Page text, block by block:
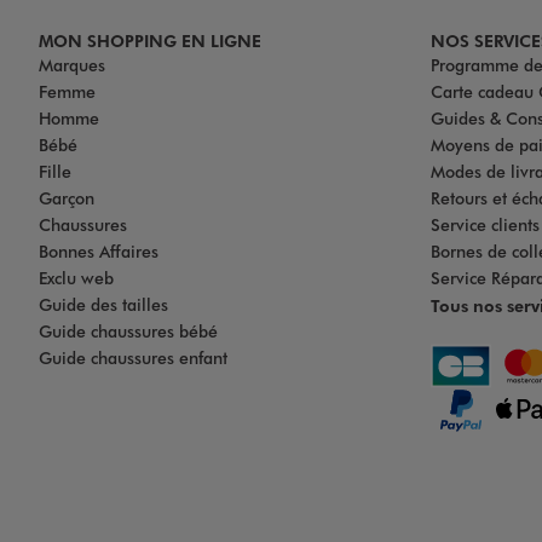
MON SHOPPING EN LIGNE
Marques
Femme
Homme
Bébé
Fille
Garçon
Chaussures
Bonnes Affaires
Exclu web
Guide des tailles
Guide chaussures bébé
Guide chaussures enfant
NOS
Programme
Carte cadeau
Guides &
Moyens de
Modes de
Retours et
Service
Bornes de
Service
Tous nos